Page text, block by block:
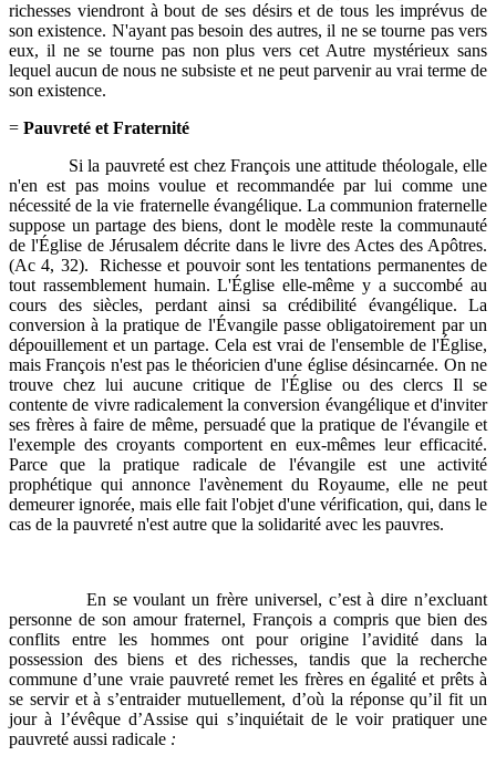
richesses viendront à bout de ses désirs et de tous les imprévus de
son existence. N'ayant pas besoin des autres, il ne se tourne pas vers
eux, il ne se tourne pas non plus vers cet Autre mystérieux sans
lequel aucun de nous ne subsiste et ne peut parvenir au vrai terme de
son existence.
= Pauvreté et Fraternité
Si la pauvreté est chez François une attitude théologale, elle
n'en est pas moins voulue et recommandée par lui comme une
nécessité de la vie fraternelle évangélique. La communion fraternelle
suppose un partage des biens, dont le modèle reste la communauté
de l'Église de Jérusalem décrite dans le livre des Actes des Apôtres.
(Ac 4, 32). Richesse et pouvoir sont les tentations permanentes de
tout rassemblement humain. L'Église elle-même y a succombé au
cours des siècles, perdant ainsi sa crédibilité évangélique. La
conversion à la pratique de l'Évangile passe obligatoirement par un
dépouillement et un partage. Cela est vrai de l'ensemble de l'Église,
mais François n'est pas le théoricien d'une église désincarnée. On ne
trouve chez lui aucune critique de l'Église ou des clercs Il se
contente de vivre radicalement la conversion évangélique et d'inviter
ses frères à faire de même, persuadé que la pratique de l'évangile et
l'exemple des croyants comportent en eux-mêmes leur efficacité.
Parce que la pratique radicale de l'évangile est une activité
prophétique qui annonce l'avènement du Royaume, elle ne peut
demeurer ignorée, mais elle fait l'objet d'une vérification, qui, dans le
cas de la pauvreté n'est autre que la solidarité avec les pauvres.
En se voulant un frère universel, c’est à dire n’excluant
personne de son amour fraternel, François a compris que bien des
conflits entre les hommes ont pour origine l’avidité dans la
possession des biens et des richesses, tandis que la recherche
commune d’une vraie pauvreté remet les frères en égalité et prêts à
se servir et à s’entraider mutuellement, d’où la réponse qu’il fit un
jour à l’évêque d’Assise qui s’inquiétait de le voir pratiquer une
pauvreté aussi radicale :